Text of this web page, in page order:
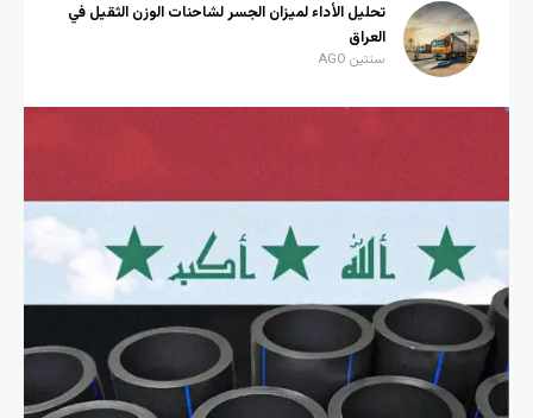
تحليل الأداء لميزان الجسر لشاحنات الوزن الثقيل في
العراق
سنتين AGO